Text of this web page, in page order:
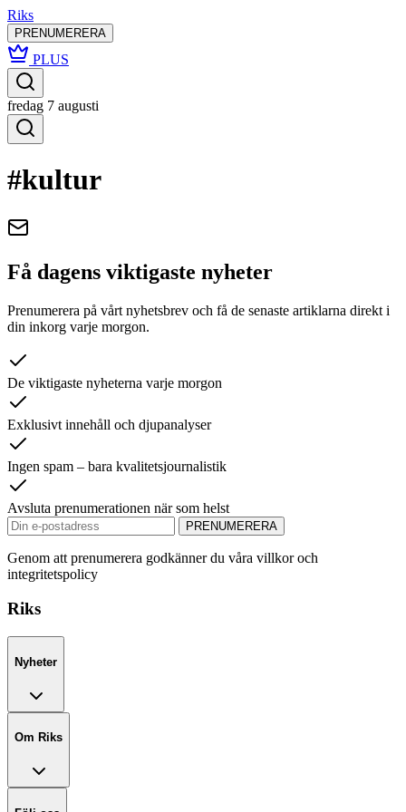
Riks
PRENUMERERA
PLUS
fredag 7 augusti
#kultur
Få dagens viktigaste nyheter
Prenumerera på vårt nyhetsbrev och få de senaste artiklarna direkt i
din inkorg varje morgon.
De viktigaste nyheterna varje morgon
Exklusivt innehåll och djupanalyser
Ingen spam – bara kvalitetsjournalistik
Avsluta prenumerationen när som helst
PRENUMERERA
Genom att prenumerera godkänner du våra villkor och
integritetspolicy
Riks
Nyheter
Om Riks